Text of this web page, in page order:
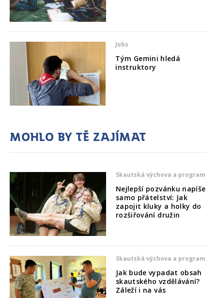
Jobs
Tým Gemini hledá
instruktory
Mohlo by tě zajímat
Skautská výchova a program
Nejlepší pozvánku napíše
samo přátelství: Jak
zapojit kluky a holky do
rozšiřování družin
Skautská výchova a program
Jak bude vypadat obsah
skautského vzdělávání?
Záleží i na vás